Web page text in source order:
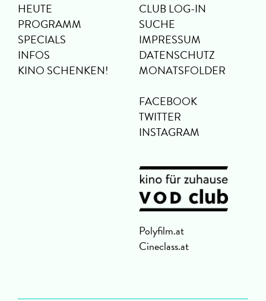
HEUTE
PROGRAMM
SPECIALS
INFOS
KINO SCHENKEN!
CLUB LOG-IN
SUCHE
IMPRESSUM
DATENSCHUTZ
MONATSFOLDER
FACEBOOK
TWITTER
INSTAGRAM
Polyfilm.at
Cineclass.at